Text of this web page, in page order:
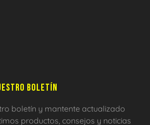
BOLETÍN
boletín y mantente actualizado
productos, consejos y noticias